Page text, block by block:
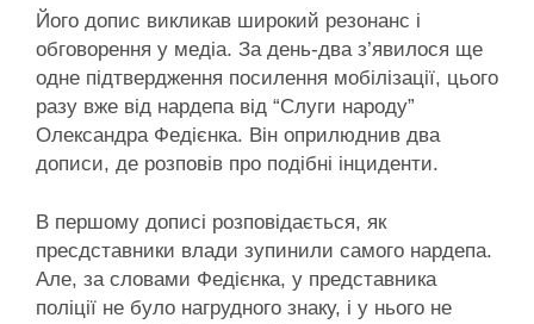
Його допис викликав широкий резонанс і
обговорення у медіа. За день-два з’явилося ще
одне підтвердження посилення мобілізації, цього
разу вже від нардепа від “Слуги народу”
Олександра Федієнка. Він оприлюднив два
дописи, де розповів про подібні інциденти.
В першому дописі розповідається, як
пресдставники влади зупинили самого нардепа.
Але, за словами Федієнка, у представника
поліції не було нагрудного знаку, і у нього не